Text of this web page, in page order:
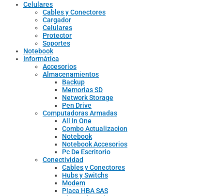
Celulares
Cables y Conectores
Cargador
Celulares
Protector
Soportes
Notebook
Informática
Accesorios
Almacenamientos
Backup
Memorias SD
Network Storage
Pen Drive
Computadoras Armadas
All In One
Combo Actualizacion
Notebook
Notebook Accesorios
Pc De Escritorio
Conectividad
Cables y Conectores
Hubs y Switchs
Modem
Placa HBA SAS